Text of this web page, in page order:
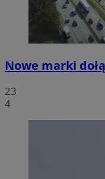
Nowe marki
23
4